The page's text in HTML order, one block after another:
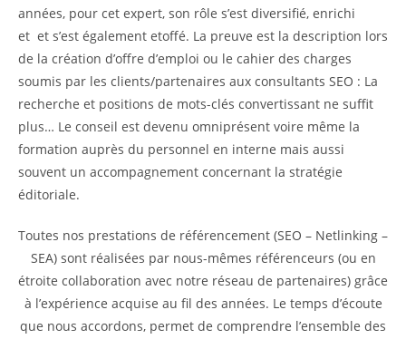
années, pour cet expert, son rôle s’est diversifié, enrichi
et et s’est également etoffé. La preuve est la description lors
de la création d’offre d’emploi ou le cahier des charges
soumis par les clients/partenaires aux consultants SEO : La
recherche et positions de mots-clés convertissant ne suffit
plus… Le conseil est devenu omniprésent voire même la
formation auprès du personnel en interne mais aussi
souvent un accompagnement concernant la stratégie
éditoriale.
Toutes nos prestations de référencement (SEO – Netlinking –
SEA) sont réalisées par nous-mêmes référenceurs (ou en
étroite collaboration avec notre réseau de partenaires) grâce
à l’expérience acquise au fil des années. Le temps d’écoute
que nous accordons, permet de comprendre l’ensemble des